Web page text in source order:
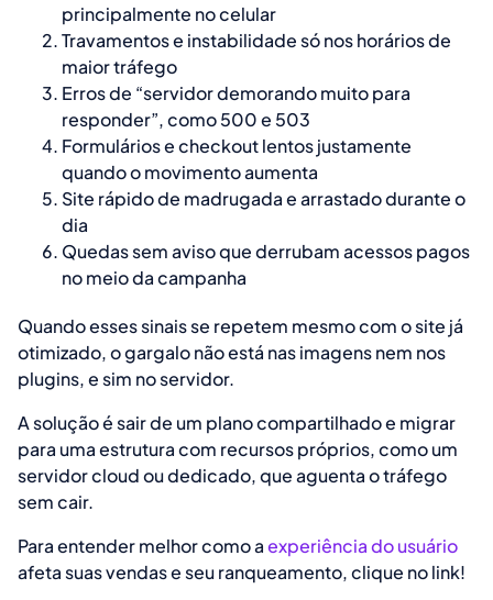
principalmente no celular
Travamentos e instabilidade só nos horários de
maior tráfego
Erros de “servidor demorando muito para
responder”, como 500 e 503
Formulários e checkout lentos justamente
quando o movimento aumenta
Site rápido de madrugada e arrastado durante o
dia
Quedas sem aviso que derrubam acessos pagos
no meio da campanha
Quando esses sinais se repetem mesmo com o site já
otimizado, o gargalo não está nas imagens nem nos
plugins, e sim no servidor.
A solução é sair de um plano compartilhado e migrar
para uma estrutura com recursos próprios, como um
servidor cloud ou dedicado, que aguenta o tráfego
sem cair.
Para entender melhor como aexperiência do usuário
afeta suas vendas e seu ranqueamento, clique no link!